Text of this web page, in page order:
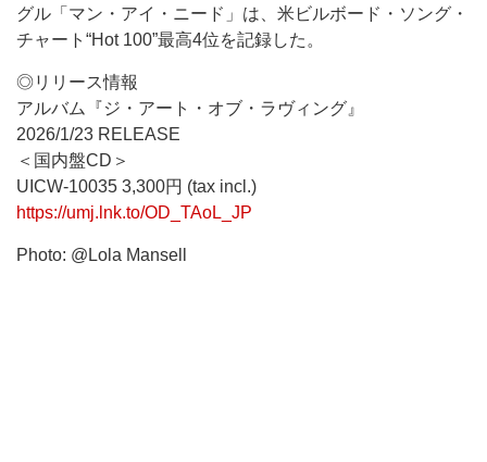
グル「マン・アイ・ニード」は、米ビルボード・ソング・
チャート“Hot 100”最高4位を記録した。
◎リリース情報
アルバム『ジ・アート・オブ・ラヴィング』
2026/1/23 RELEASE
＜国内盤CD＞
UICW-10035 3,300円 (tax incl.)
https://umj.lnk.to/OD_TAoL_JP
Photo: @Lola Mansell